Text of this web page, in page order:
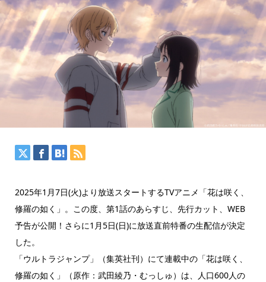
2025年1月7日(火)より放送スタートするTVアニメ「花は咲く、
修羅の如く」。この度、第1話のあらすじ、先行カット、WEB
予告が公開！さらに1月5日(日)に放送直前特番の生配信が決定
した。
「ウルトラジャンプ」（集英社刊）にて連載中の「花は咲く、
修羅の如く」（原作：武田綾乃・むっしゅ）は、人口600人の